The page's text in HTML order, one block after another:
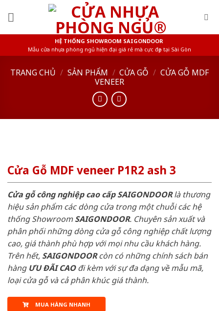
HỆ THỐNG SHOWROOM SAIGONDOOR
Mẫu cửa nhựa phòng ngủ hiện đại giá rẻ mà cực đẹp tại Sài Gòn
TRANG CHỦ / SẢN PHẨM / CỬA GỖ / CỬA GỖ MDF
VENEER
Cửa Gỗ MDF veneer P1R2 ash 3
Cửa gỗ công nghiệp cao cấp SAIGONDOORlà thương
hiệu sản phẩm các dòng cửa trong một chuỗi các hệ
thống ShowroomSAIGONDOOR. Chuyên sản xuất và
phân phối những dòng cửa gỗ công nghiệp chất lượng
cao, giá thành phù hợp với mọi nhu cầu khách hàng.
Trên hết, SAIGONDOORcòn có những chính sách bán
hàng ƯU ĐÃI CAOđi kèm với sự đa dạng về mẫu mã,
loại cửa gỗ và cả phân khúc giá thành.
MUA HÀNG NHANH